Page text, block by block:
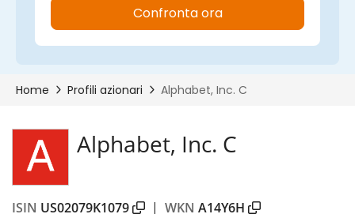
Alphabet, Inc. C
ISIN US02079K1079 | WKN A14Y6H